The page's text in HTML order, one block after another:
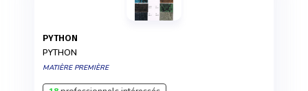
PYTHON
PYTHON
MATIÈRE PREMIÈRE